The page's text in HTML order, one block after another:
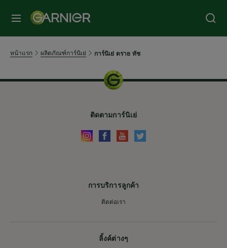
หน้าแรก ผลิตภัณฑ์การ์นิเย่ การ์นิเย่ ดราย ทัช
ลิ้งค์ต่างๆ
การบริการลูกค้า
ติดต่อเรา
ติดตามการ์นิเย่